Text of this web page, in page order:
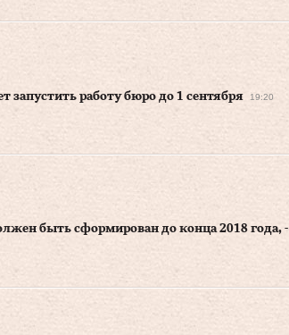
запустить работу бюро до 1 сентября
19:20
быть сформирован до конца 2018 года, -